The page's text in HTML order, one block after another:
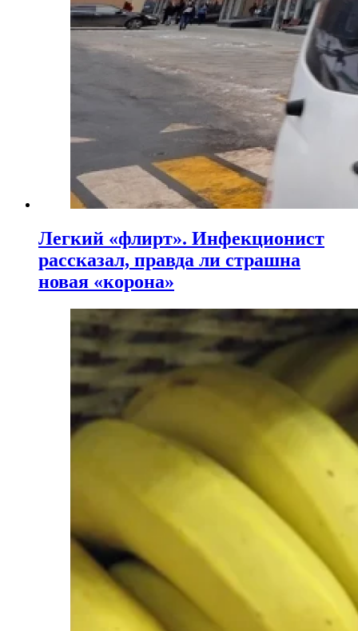
Легкий «флирт». Инфекционист
рассказал, правда ли страшна
новая «корона»